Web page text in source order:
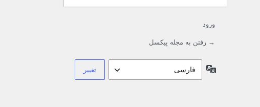
ورود
→ رفتن به مجله پیکسل
زبان